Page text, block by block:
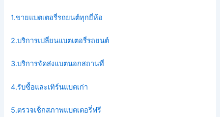
1.ขายแบตเตอรี่รถยนต์ทุกยี่ห้อ
2.บริการเปลี่ยนแบตเตอรี่รถยนต์
3.บริการจัดส่งแบตนอกสถานที่
4.รับซื้อและเทิร์นแบตเก่า
5.ตรวจเช็กสภาพแบตเตอรี่ฟรี